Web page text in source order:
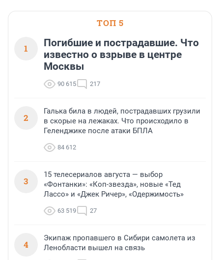
ТОП 5
1
Погибшие и пострадавшие. Что
известно о взрыве в центре
Москвы
90 615 217
2
Галька била в людей, пострадавших грузили
в скорые на лежаках. Что происходило в
Геленджике после атаки БПЛА
84 612
3
15 телесериалов августа — выбор
«Фонтанки»: «Коп-звезда», новые «Тед
Лассо» и «Джек Ричер», «Одержимость»
63 519 27
4
Экипаж пропавшего в Сибири самолета из
Ленобласти вышел на связь